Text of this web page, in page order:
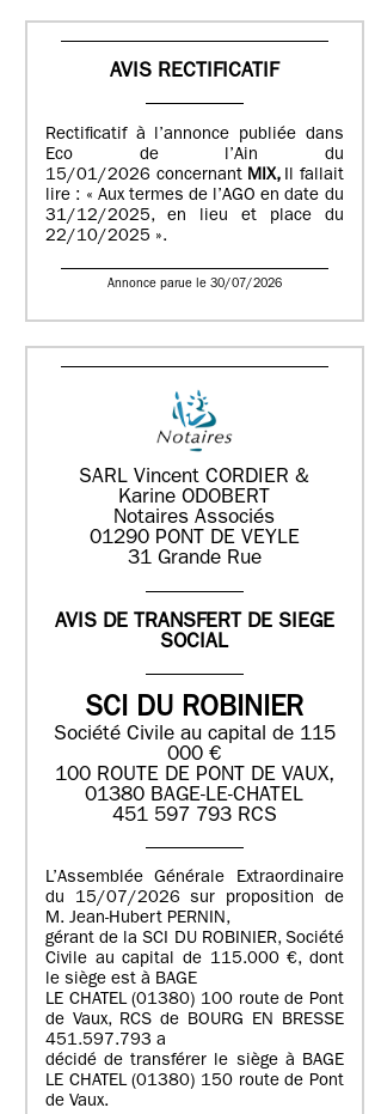
AVIS RECTIFICATIF
Rectificatif à l’annonce publiée dans
Eco de l’Ain du
15/01/2026 concernant MIX, Il fallait
lire : « Aux termes de l’AGO en date du
31/12/2025, en lieu et place du
22/10/2025 ».
Annonce parue le 30/07/2026
SARL Vincent CORDIER &
Karine ODOBERT
Notaires Associés
01290 PONT DE VEYLE
31 Grande Rue
AVIS DE TRANSFERT DE SIEGE
SOCIAL
SCI DU ROBINIER
Société Civile au capital de 115
000 €
100 ROUTE DE PONT DE VAUX,
01380 BAGE-LE-CHATEL
451 597 793 RCS
L’Assemblée Générale Extraordinaire
du 15/07/2026 sur proposition de
M. Jean-Hubert PERNIN,
gérant de la SCI DU ROBINIER, Société
Civile au capital de 115.000 €, dont
le siège est à BAGE
LE CHATEL (01380) 100 route de Pont
de Vaux, RCS de BOURG EN BRESSE
451.597.793 a
décidé de transférer le siège à BAGE
LE CHATEL (01380) 150 route de Pont
de Vaux.